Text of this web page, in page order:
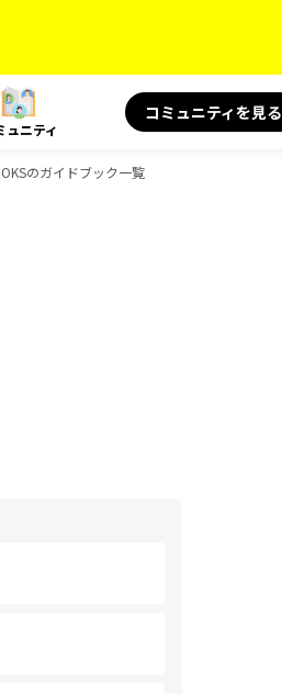
ュニティ
コミュニティを見る
のガイドブック一覧